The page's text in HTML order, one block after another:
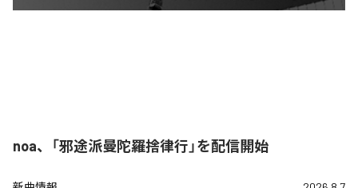
noa、「邪途派曼陀羅捨律行」を配信開始